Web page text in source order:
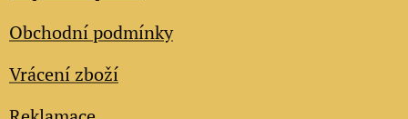
Obchodní podmínky
Vrácení zboží